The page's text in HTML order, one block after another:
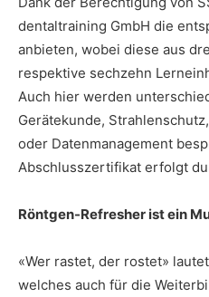
dentaltraining GmbH die
anbieten, wobei diese aus
respektive sechzehn
Auch hier werden
Gerätekunde,
oder Datenmanagement
Abschlusszertifikat erfolgt
Röntgen-Refresher ist ein
«Wer rastet, der rostet»
welches auch für die